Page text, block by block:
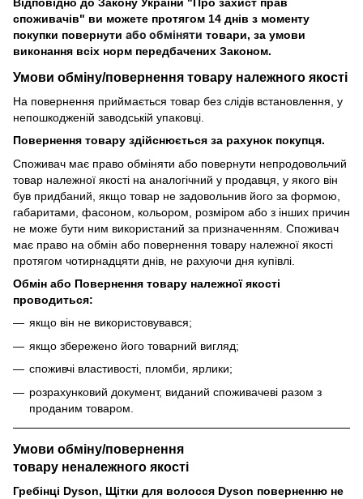
споживачів" ви можете протягом 14 днів з моменту
покупки повернути або обміняти товари, за умови
виконання всіх норм передбачених Законом.
Умови обміну/повернення товару належного якості
На повернення приймається товар без слідів встановлення, у
непошкодженій заводській упаковці.
Повернення товару здійснюється за рахунок покупця.
Споживач має право обміняти або повернути непродовольчий
товар належної якості на аналогічний у продавця, у якого він
був придбаний, якщо товар не задовольнив його за формою,
габаритами, фасоном, кольором, розміром або з інших причин
не може бути ним використаний за призначенням. Споживач
має право на обмін або повернення товару належної якості
протягом чотирнадцяти днів, не рахуючи дня купівлі.
Обмін або Повернення товару належної якості
проводиться:
якщо він не використовувався;
якщо збережено його товарний вигляд;
споживчі властивості, пломби, ярлики;
розрахунковий документ, виданий споживачеві разом з
проданим товаром.
Умови обміну/повернення
товару неналежного якості
Гребінці Dyson, Щітки для волосся Dyson поверненню не